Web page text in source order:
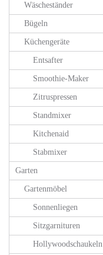
Wäscheständer
Bügeln
Küchengeräte
Entsafter
Smoothie-Maker
Zitruspressen
Standmixer
Kitchenaid
Stabmixer
Garten
Gartenmöbel
Sonnenliegen
Sitzgarnituren
Hollywoodschaukeln